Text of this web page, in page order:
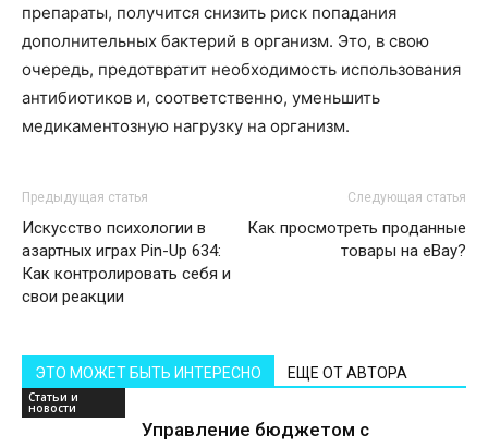
препараты, получится снизить риск попадания
дополнительных бактерий в организм. Это, в свою
очередь, предотвратит необходимость использования
антибиотиков и, соответственно, уменьшить
медикаментозную нагрузку на организм.
Предыдущая статья
Искусство психологии в
азартных играх Pin-Up 634:
Как контролировать себя и
свои реакции
Следующая статья
Как просмотреть проданные
товары на eBay?
ЭТО МОЖЕТ БЫТЬ ИНТЕРЕСНО ЕЩЕ ОТ АВТОРА
Статьи и
новости
Управление бюджетом с